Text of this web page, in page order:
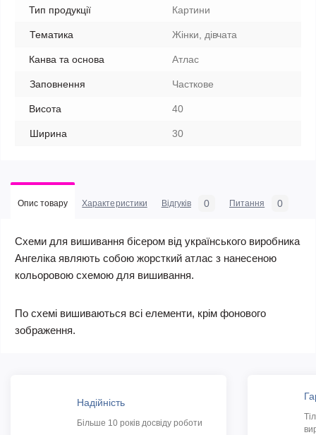
Тип продукції Картини
Тематика Жінки, дівчата
Канва та основа Атлас
Заповнення Часткове
Висота 40
Ширина 30
Опис товару Характеристики Відгуків 0 Питання 0
Схеми для вишивання бісером від українського виробника
Ангеліка являють собою жорсткий атлас з нанесеною
кольоровою схемою для вишивання.
По схемі вишиваються всі елементи, крім фонового
зображення.
Надійність
Більше 10 років досвіду роботи